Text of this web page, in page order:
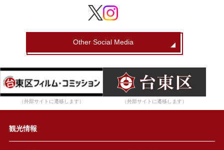
Other Social Media
（外部サイトに遷移します） （外部サイトに遷移します）
観光情報